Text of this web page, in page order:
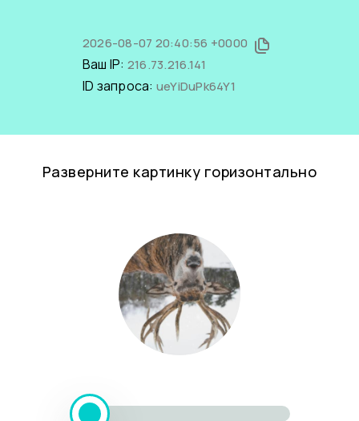
2026-08-07 20:40:56 +0000
Ваш IP: 216.73.216.141
ID запроса: ueYiDuPk64Y1
Разверните картинку горизонтально